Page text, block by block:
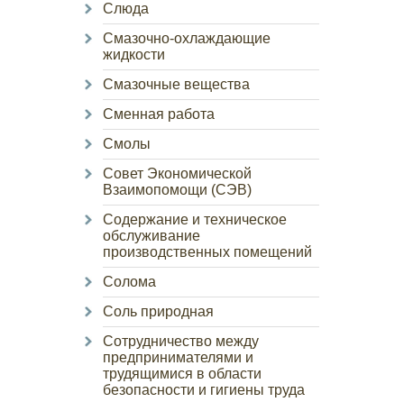
Слюда
Смазочно-охлаждающие
жидкости
Смазочные вещества
Сменная работа
Смолы
Совет Экономической
Взаимопомощи (СЭВ)
Содержание и техническое
обслуживание
производственных помещений
Солома
Соль природная
Сотрудничество между
предпринимателями и
трудящимися в области
безопасности и гигиены труда